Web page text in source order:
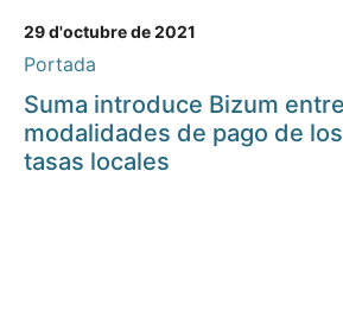
29 d'octubre de 2021
Portada
Suma introduce Bizum
modalidades de pago de
tasas locales